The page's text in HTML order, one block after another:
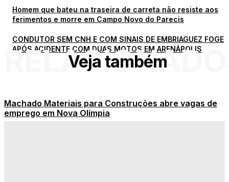
Homem que bateu na traseira de carreta não resiste aos
ferimentos e morre em Campo Novo do Parecis
CONDUTOR SEM CNH E COM SINAIS DE EMBRIAGUEZ FOGE
APÓS ACIDENTE COM DUAS MOTOS EM ARENÁPOLIS
Veja também
Machado Materiais para Construções abre vagas de
emprego em Nova Olímpia